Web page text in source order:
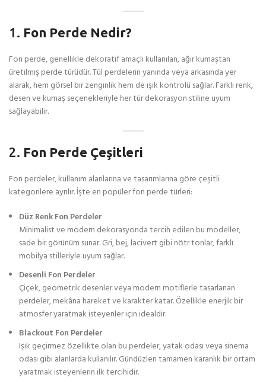
1. Fon Perde Nedir?
Fon perde, genellikle dekoratif amaçlı kullanılan, ağır kumaştan
üretilmiş perde türüdür. Tül perdelerin yanında veya arkasında yer
alarak, hem görsel bir zenginlik hem de ışık kontrolü sağlar. Farklı renk,
desen ve kumaş seçenekleriyle her tür dekorasyon stiline uyum
sağlayabilir.
2. Fon Perde Çeşitleri
Fon perdeler, kullanım alanlarına ve tasarımlarına göre çeşitli
kategorilere ayrılır. İşte en popüler fon perde türleri:
Düz Renk Fon Perdeler
Minimalist ve modern dekorasyonda tercih edilen bu modeller,
sade bir görünüm sunar. Gri, bej, lacivert gibi nötr tonlar, farklı
mobilya stilleriyle uyum sağlar.
Desenli Fon Perdeler
Çiçek, geometrik desenler veya modern motiflerle tasarlanan
perdeler, mekâna hareket ve karakter katar. Özellikle enerjik bir
atmosfer yaratmak isteyenler için idealdir.
Blackout Fon Perdeler
Işık geçirmez özellikte olan bu perdeler, yatak odası veya sinema
odası gibi alanlarda kullanılır. Gündüzleri tamamen karanlık bir ortam
yaratmak isteyenlerin ilk tercihidir.